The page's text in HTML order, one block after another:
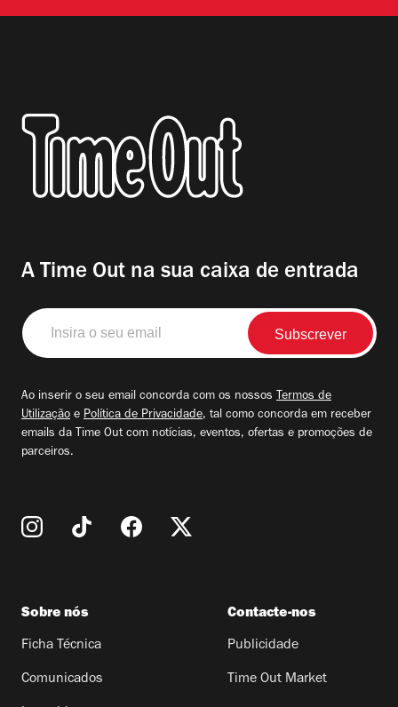
A Time Out na sua caixa de entrada
Insira
o
seu
Ao inserir o seu email concorda com os nossos Termos de
Utilização e Política de Privacidade, tal como concorda em receber
emails da Time Out com notícias, eventos, ofertas e promoções de
parceiros.
Sobre nós
Ficha Técnica
Comunicados
Contacte-nos
Publicidade
Time Out Market